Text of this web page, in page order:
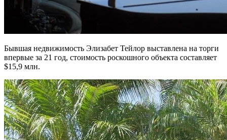
Бывшая недвижимость Элизабет Тейлор выставлена на торги
впервые за 21 год, стоимость роскошного объекта составляет
$15,9 млн.